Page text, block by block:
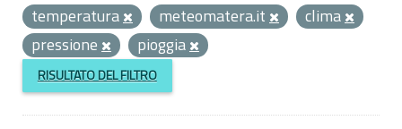
temperatura
meteomatera.it
clima
pressione
pioggia
RISULTATO DEL FILTRO